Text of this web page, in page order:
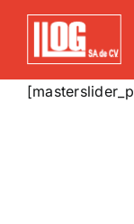
Saltar
contenido